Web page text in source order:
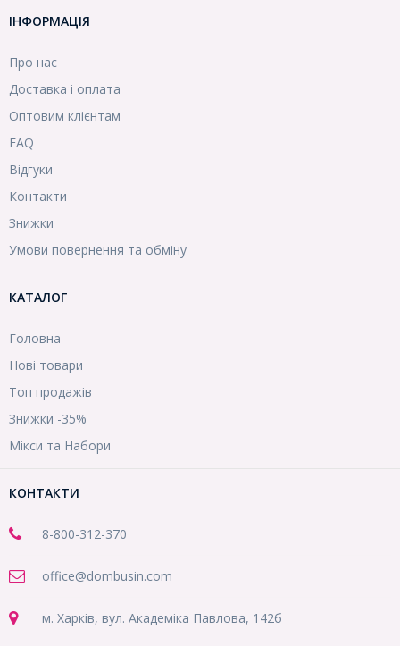
ІНФОРМАЦІЯ
Про нас
Доставка і оплата
Оптовим клієнтам
FAQ
Відгуки
Контакти
Знижки
Умови повернення та обміну
КАТАЛОГ
Головна
Нові товари
Топ продажів
Знижки -35%
Мікси та Набори
КОНТАКТИ
8-800-312-370
office@dombusin.com
м. Харків, вул. Академіка Павлова, 142б